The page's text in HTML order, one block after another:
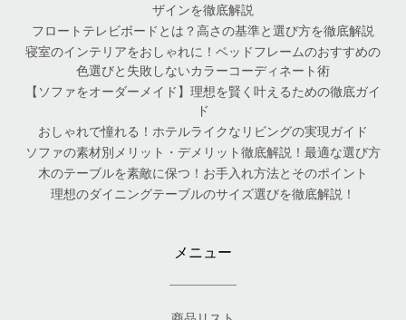
ザインを徹底解説
フロートテレビボードとは？高さの基準と選び方を徹底解説
寝室のインテリアをおしゃれに！ベッドフレームのおすすめの
色選びと失敗しないカラーコーディネート術
【ソファをオーダーメイド】理想を賢く叶えるための徹底ガイ
ド
おしゃれで憧れる！ホテルライクなリビングの実現ガイド
ソファの素材別メリット・デメリット徹底解説！最適な選び方
木のテーブルを素敵に保つ！お手入れ方法とそのポイント
理想のダイニングテーブルのサイズ選びを徹底解説！
メニュー